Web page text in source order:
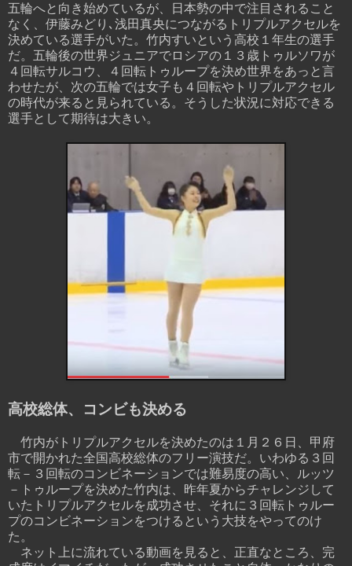
五輪へと向き始めているが、日本勢の中で注目されること
なく、伊藤みどり､浅田真央につながるトリプルアクセルを
決めている選手がいた。竹内すいという高校１年生の選手
だ。五輪後の世界ジュニアでロシアの１３歳トゥルソワが
４回転サルコウ、４回転トゥループを決め世界をあっと言
わせたが、次の五輪では女子も４回転やトリプルアクセル
の時代が来ると見られている。そうした状況に対応できる
選手として期待は大きい。
高校総体、コンビも決める
竹内がトリプルアクセルを決めたのは１月２６日、甲府
市で開かれた全国高校総体のフリー演技だ。いわゆる３回
転－３回転のコンビネーションでは難易度の高い、ルッツ
－トゥループを決めた竹内は、昨年夏からチャレンジして
いたトリプルアクセルを成功させ、それに３回転トゥルー
プのコンビネーションをつけるという大技をやってのけ
た。
ネット上に流れている動画を見ると、正直なところ、完